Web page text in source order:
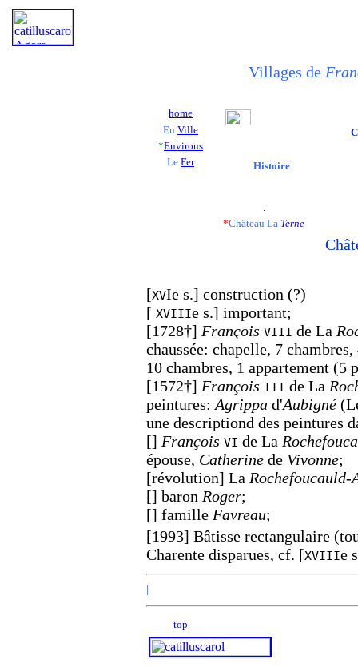
Villages de
home
En Ville
*Environs
Le Fer Histoire
.
*Château La Terne
[XVIe s.] construction (?)
[ XVIIIe s.] important;
[1728†] François VIII de La
chaussée: chapelle, 7
10 chambres, 1 appartement (5
[1572†] François III de La
peintures: Agrippa d'Aubigné
une descriptiond des peintures
[] François VI de La
épouse, Catherine de Vivonne;
[révolution] La Rochefoucauld-
[] baron Roger;
[] famille Favreau;
[1993] Bâtisse rectangulaire
Charente disparues, cf. [XVIIIe
| |
top